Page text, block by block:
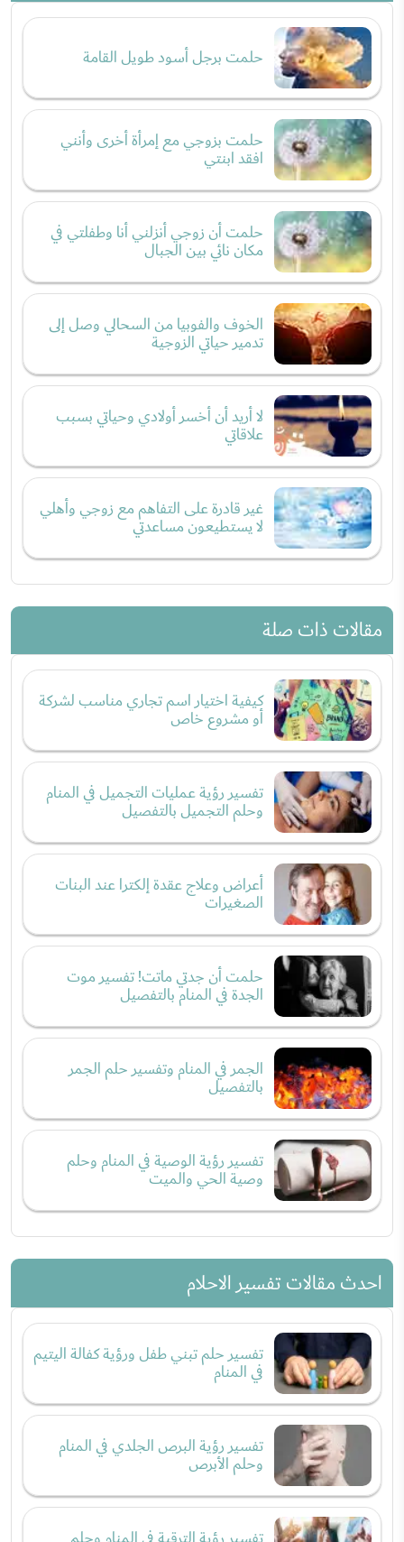
حلمت برجل أسود طويل القامة
حلمت بزوجي مع إمرأة أخرى وأنني
افقد ابنتي
حلمت أن زوجي أنزلني أنا وطفلتي في
مكان نائي بين الجبال
الخوف والفوبيا من السحالي وصل إلى
تدمير حياتي الزوجية
لا أريد أن أخسر أولادي وحياتي بسبب
علاقاتي
غير قادرة على التفاهم مع زوجي وأهلي
لا يستطيعون مساعدتي
مقالات ذات صلة
كيفية اختيار اسم تجاري مناسب لشركة
أو مشروع خاص
تفسير رؤية عمليات التجميل في المنام
وحلم التجميل بالتفصيل
أعراض وعلاج عقدة إلكترا عند البنات
الصغيرات
حلمت أن جدتي ماتت! تفسير موت
الجدة في المنام بالتفصيل
الجمر في المنام وتفسير حلم الجمر
بالتفصيل
تفسير رؤية الوصية في المنام وحلم
وصية الحي والميت
احدث مقالات تفسير الاحلام
تفسير حلم تبني طفل ورؤية كفالة اليتيم
في المنام
تفسير رؤية البرص الجلدي في المنام
وحلم الأبرص